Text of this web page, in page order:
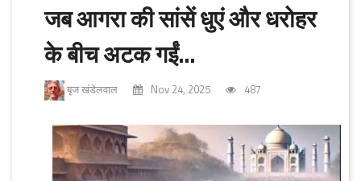
जब आगरा की सांसें धुएं और धरोहर
के बीच अटक गईं…
बृज खंडेलवाल Nov 24, 2025 487